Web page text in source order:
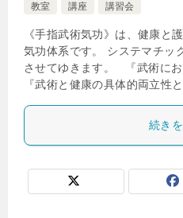
教室
講座 講習会
《手指武術気功》は、健康と
気功体系です。 システマチッ
させてゆきます。 『武術にお
『武術と健康の具体的両立
続き